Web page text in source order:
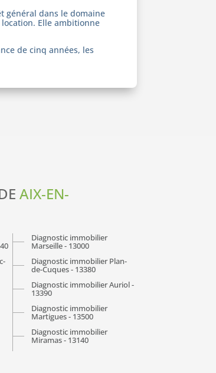
général dans le domaine
Elle ambitionne
de cinq années, les
AIX-EN-
Diagnostic immobilier
Marseille - 13000
Diagnostic immobilier Plan-
de-Cuques - 13380
Diagnostic immobilier Auriol -
13390
Diagnostic immobilier
Martigues - 13500
Diagnostic immobilier
Miramas - 13140